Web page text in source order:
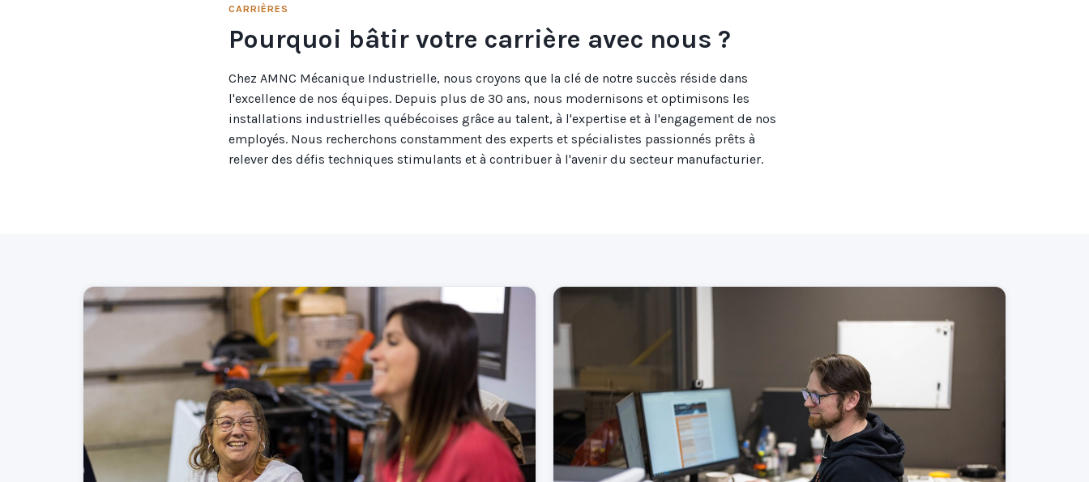
CARRIÈRES
Pourquoi bâtir votre carrière avec nous ?
Chez AMNC Mécanique Industrielle, nous croyons que la clé de notre succès réside dans
l'excellence de nos équipes. Depuis plus de 30 ans, nous modernisons et optimisons les
installations industrielles québécoises grâce au talent, à l'expertise et à l'engagement de nos
employés. Nous recherchons constamment des experts et spécialistes passionnés prêts à
relever des défis techniques stimulants et à contribuer à l'avenir du secteur manufacturier.